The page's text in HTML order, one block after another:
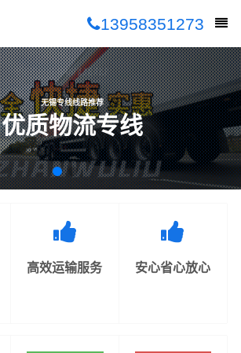
13958351273
无锡专线线路推荐
优质物流专线
高效运输服务 安心省心放心